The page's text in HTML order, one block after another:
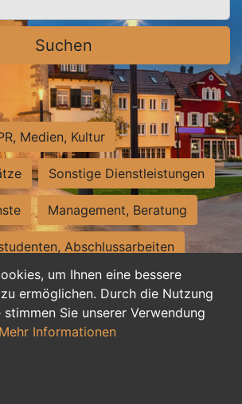
um Ihnen eine bessere
ermöglichen. Durch die Nutzung
stimmen Sie unserer Verwendung
Mehr Informationen
Suchen
Medien, Kultur
Sonstige Dienstleistungen
Management, Beratung
Abschlussarbeiten
Assistenz, Sekretariat
und Nebenjobs
duale Ausbildung